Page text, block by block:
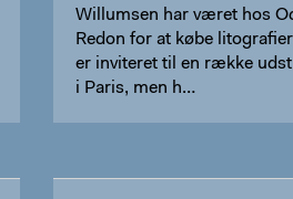
Willumsen har været hos
Redon for at købe
er inviteret til en række
i Paris, men h…